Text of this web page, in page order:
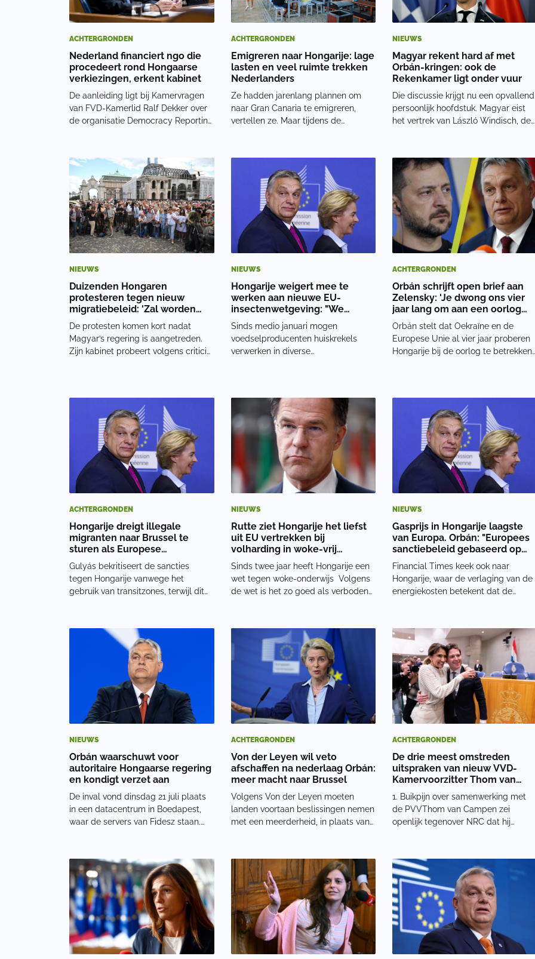
ACHTERGRONDEN
Nederland financiert ngo die
procedeert rond Hongaarse
verkiezingen, erkent kabinet
De aanleiding ligt bij Kamervragen
van FVD-Kamerlid Ralf Dekker over
de organisatie Democracy Reporting
rechtszaak tegen platform X om
toegang te krijgen tot data rond de
Hongaarse ver
ACHTERGRONDEN
Emigreren naar Hongarije: lage
lasten en veel ruimte trekken
Nederlanders
Ze hadden jarenlang plannen om
naar Gran Canaria te emigreren,
vertellen ze. Maar tijdens de
duur, druk en „verzadigd”, kregen ze
te horen. Pas na een korte oriëntatie
besloten ze verd
NIEUWS
Magyar rekent hard af met
Orbán-kringen: ook de
Rekenkamer ligt onder vuur
Die discussie krijgt nu een opvallend
persoonlijk hoofdstuk. Magyar eist
het vertrek van László Windisch, de
relatie met Judit Varga, de ex-vrouw
van Magyar en voormalige minister
van Justiti
NIEUWS
Duizenden Hongaren
protesteren tegen nieuw
migratiebeleid: 'Zal worden
opgedrongen'
De protesten komen kort nadat
Magyar’s regering is aangetreden.
Zijn kabinet probeert volgens critici
neemt toe omdat het Europese
Migratie en Asielpact op 12
NIEUWS
Hongarije weigert mee te
werken aan nieuwe EU-
insectenwetgeving: "We
moeten ons gastronomische
tradities behouden"
Sinds medio januari mogen
voedselproducenten huiskrekels
verwerken in diverse
toevoegen aan ons voedsel. Eerder
had de Europese Commissie (EC) al
meelworm en sprinkhaan
ACHTERGRONDEN
Orbán schrijft open brief aan
Zelensky: 'Je dwong ons vier
jaar lang om aan een oorlog
mee te doen'
Orbán stelt dat Oekraïne en de
Europese Unie al vier jaar proberen
Hongarije bij de oorlog te betrekken.
benadrukt Orbán dat Hongarije
weigert parti
ACHTERGRONDEN
Hongarije dreigt illegale
migranten naar Brussel te
sturen als Europese
Commissie doorgaat met
dwang
Gulyás bekritiseert de sancties
tegen Hongarije vanwege het
gebruik van transitzones, terwijl dit
overgenomen door het nieuwe pact
over migratie en asiel. 'Als Brussel
migranten wil, dan
NIEUWS
Rutte ziet Hongarije het liefst
uit EU vertrekken bij
volharding in woke-vrij
onderwijs
Sinds twee jaar heeft Hongarije een
wet tegen woke-onderwijs Volgens
de wet is het zo goed als verboden
lesmateriaal op scholen en in tv-
kinderprogramma's. Volgens
Hongarije is dit nodig om ter
NIEUWS
Gasprijs in Hongarije laagste
van Europa. Orbán: "Europees
sanctiebeleid gebaseerd op
valse veronderstellingen"
Financial Times keek ook naar
Hongarije, waar de verlaging van de
energiekosten betekent dat de
delen van Europa. De krant gaf dat
toe en schreef dat Hongarije heeft
verreweg de laags
NIEUWS
Orbán waarschuwt voor
autoritaire Hongaarse regering
en kondigt verzet aan
De inval vond dinsdag 21 juli plaats
in een datacentrum in Boedapest,
waar de servers van Fidesz staan.
Culturele Fonds, het NKA. Sinds
december 2024 zou ruim 17 miljard
forint, on
ACHTERGRONDEN
Von der Leyen wil veto
afschaffen na nederlaag Orbán:
meer macht naar Brussel
Volgens Von der Leyen moeten
landen voortaan beslissingen nemen
met een meerderheid, in plaats van
voor onderwerpen die voor sommige
landen gevoelig liggen, zoals
sancties tegen Rusland en steun
ACHTERGRONDEN
De drie meest omstreden
uitspraken van nieuw VVD-
Kamervoorzitter Thom van
Campen
1. Buikpijn over samenwerking met
de PVVThom van Campen zei
openlijk tegenover NRC dat hij
tekende wel voor het
hoofdlijnenakkoord, maar de
samenwerking viel hem zwaar. ‘Ik
weet da